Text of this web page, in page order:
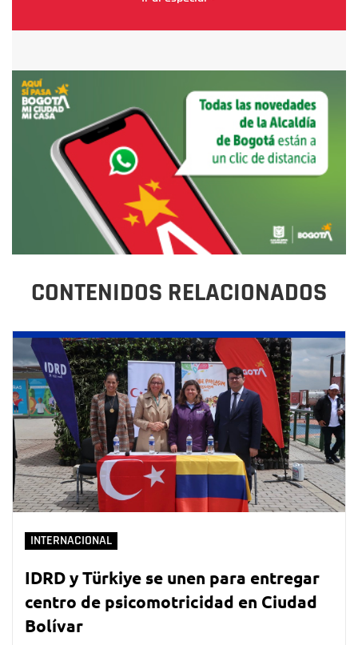
CONTENIDOS RELACIONADOS
INTERNACIONAL
IDRD y Türkiye se unen para entregar
centro de psicomotricidad en Ciudad
Bolívar